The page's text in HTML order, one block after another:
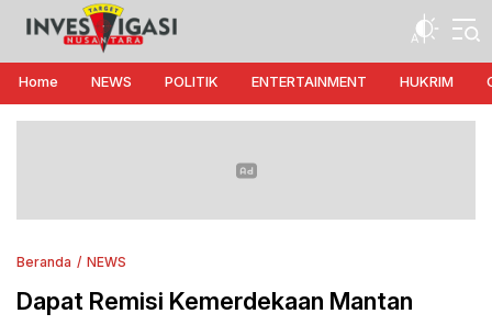
Target Investigasi Nusantara
Edukasi Nusantara
Home NEWS POLITIK ENTERTAINMENT HUKRIM
Beranda NEWS
Dapat Remisi Kemerdekaan Mantan